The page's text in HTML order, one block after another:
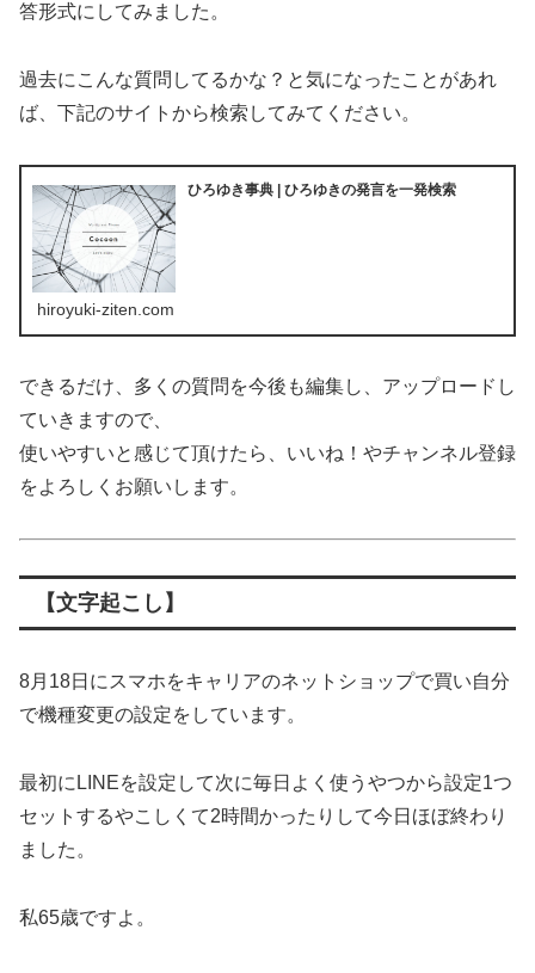
答形式にしてみました。
過去にこんな質問してるかな？と気になったことがあれ
ば、下記のサイトから検索してみてください。
ひろゆき事典 | ひろゆきの発言を一発検索
hiroyuki-ziten.com
できるだけ、多くの質問を今後も編集し、アップロードし
ていきますので、
使いやすいと感じて頂けたら、いいね！やチャンネル登録
をよろしくお願いします。
【文字起こし】
8月18日にスマホをキャリアのネットショップで買い自分
で機種変更の設定をしています。
最初にLINEを設定して次に毎日よく使うやつから設定1つ
セットするやこしくて2時間かったりして今日ほぼ終わり
ました。
私65歳ですよ。